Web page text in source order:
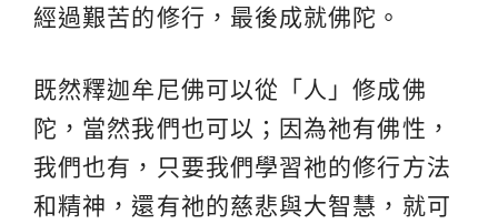
經過艱苦的修行，最後成就佛陀。
既然釋迦牟尼佛可以從「人」修成佛
陀，當然我們也可以；因為祂有佛性，
我們也有，只要我們學習祂的修行方法
和精神，還有祂的慈悲與大智慧，就可